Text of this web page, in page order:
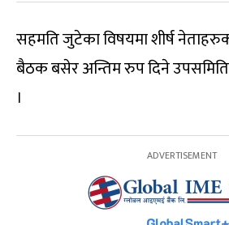
सहमति जुटेका विषयमा शीर्ष
बैठक बसेर अन्तिम रुप दिने
।